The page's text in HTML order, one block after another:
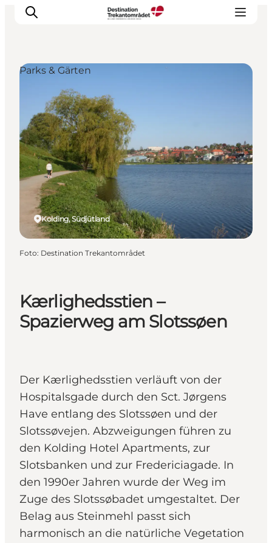
LEGOLAND® Billund Resort
Städte
Erlebnisse
Unterkünfte
Reiseplanung
Tickets
Kærlighedsstien –
Spazierweg am Slotssøen
Der Kærlighedsstien verläuft von der
Hospitalsgade durch den Sct. Jørgens
Have entlang des Slotssøen und der
Slotssøvejen. Abzweigungen führen zu
den Kolding Hotel Apartments, zur
Slotsbanken und zur Fredericiagade. In
den 1990er Jahren wurde der Weg im
Zuge des Slotssøbadet umgestaltet. Der
Belag aus Steinmehl passt sich
harmonisch an die natürliche Vegetation
Kolding, Südjütland
Parks & Gärten
Foto: Destination Trekantområdet